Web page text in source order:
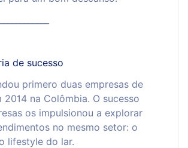
de sucesso
primero duas empresas de
2014 na Colômbia. O sucesso
os impulsionou a explorar
no mesmo setor: o
lifestyle do lar.